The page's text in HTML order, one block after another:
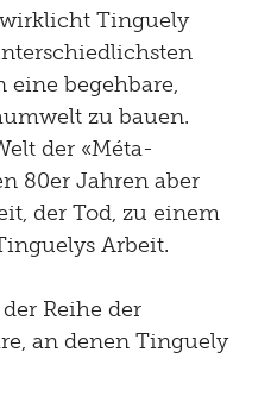
Tinguely
begehbare,
zu bauen.
der «Méta-
80er Jahren aber
der Tod, zu einem
Arbeit.
Reihe der
an denen Tinguely